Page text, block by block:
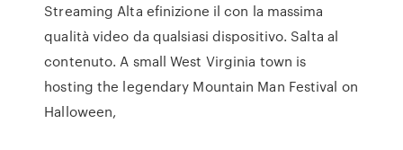
Streaming Alta efinizione il con la massima
qualità video da qualsiasi dispositivo. Salta al
contenuto. A small West Virginia town is
hosting the legendary Mountain Man Festival on
Halloween,